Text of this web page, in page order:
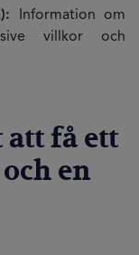
Information om
villkor och
få ett
en